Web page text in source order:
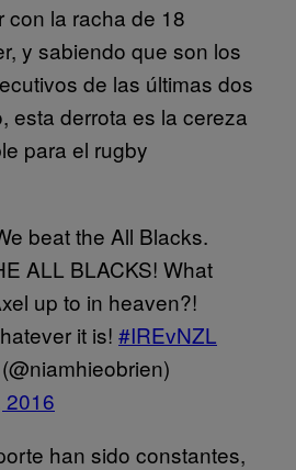
con la racha de 18
y sabiendo que son los
de las últimas dos
esta derrota es la cereza
para el rugby
beat the All Blacks.
ALL BLACKS! What
up to in heaven?!
it is! #IREvNZL
(@niamhieobrien)
2016
han sido constantes,